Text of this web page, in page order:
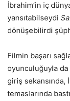
İbrahim’in iç
yansıtabilseydi
dönüşebilirdi
Filmin başarı
oyunculuğuyla
giriş sekansında,
temaslarında